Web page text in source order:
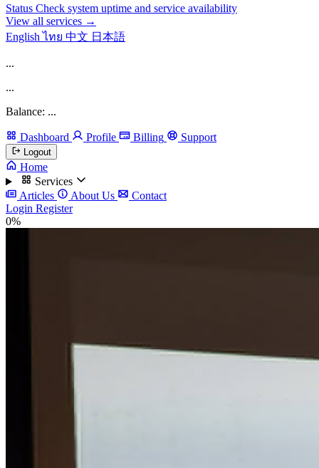
Status Check system uptime and service availability
View all services →
Englishไทย 中文 日本語
...
...
Balance: ...
Dashboard Profile Billing Support
Logout
Home
Services
Articles
About Us
Contact
Login Register
0%